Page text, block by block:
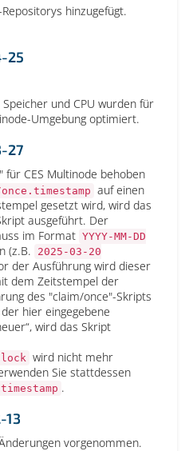
hinzugefügt.
25
und CPU wurden für
Umgebung optimiert.
27
für CES Multinode behoben
auf einen
gesetzt wird, wird das
ausgeführt. Der
im Format YYYY-MM-DD
(z.B.
2025-03-20
der Ausführung wird dieser
dem Zeitstempel der
des "claim/once"-Skripts
hier eingegebene
wird das Skript
wird nicht mehr
Sie stattdessen
.
13
vorgenommen.